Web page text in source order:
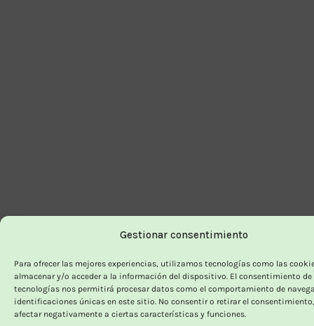
Gestionar consentimiento
Para ofrecer las mejores experiencias, utilizamos tecnologías como las
almacenar y/o acceder a la información del dispositivo. El consentimiento de
tecnologías nos permitirá procesar datos como el comportamiento de
identificaciones únicas en este sitio. No consentir o retirar el
afectar negativamente a ciertas características y funciones.